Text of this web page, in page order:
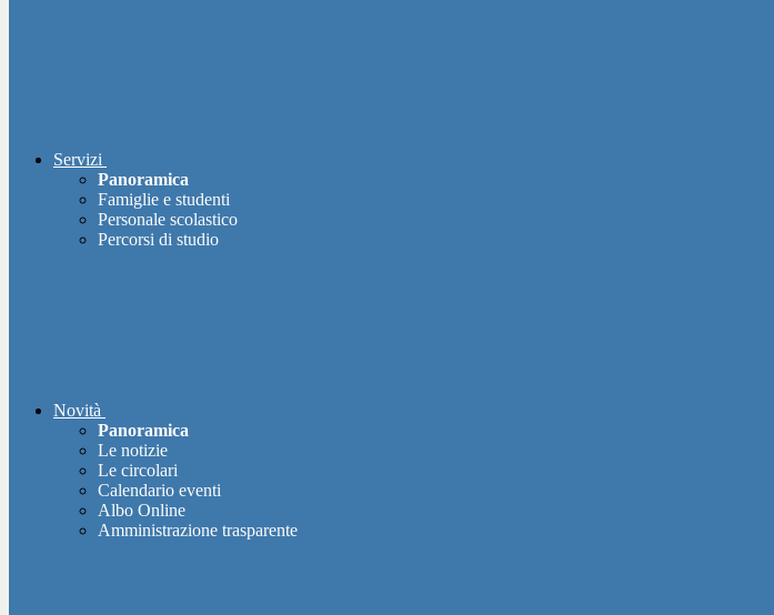
Servizi
Panoramica
Famiglie e studenti
Personale scolastico
Percorsi di studio
Novità
Panoramica
Le notizie
Le circolari
Calendario eventi
Albo Online
Amministrazione trasparente